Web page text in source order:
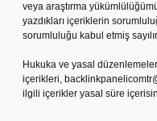
veya araştırma
yazdıkları içeriklerin
sorumluluğu kabul etmiş
Hukuka ve yasal
içerikleri,
ilgili içerikler yasal süre